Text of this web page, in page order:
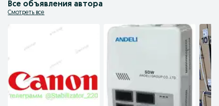
Все объявления автора
Смотреть все